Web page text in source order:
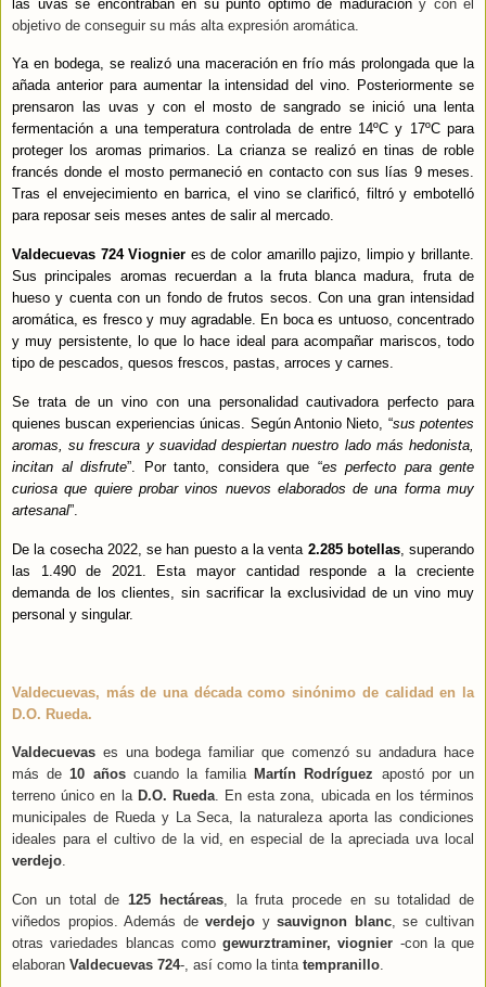
las uvas se encontraban en su punto óptimo de maduracióny con el
objetivo de conseguir su más alta expresión aromática.
Ya en bodega, se realizó una maceración en frío más prolongada que la
añada anterior para aumentar la intensidad del vino. Posteriormente se
prensaron las uvas y con el mosto de sangrado se inició una lenta
fermentación a una temperatura controlada de entre 14ºC y 17ºC para
proteger los aromas primarios. La crianza se realizó en tinas de roble
francés donde el mosto permaneció en contacto con sus lías 9 meses.
Tras el envejecimiento en barrica, el vino se clarificó, filtró y embotelló
para reposar seis meses antes de salir al mercado.
Valdecuevas 724 Viognier es de color amarillo pajizo, limpio y brillante.
Sus principales aromas recuerdan a la fruta blanca madura, fruta de
hueso y cuenta con un fondo de frutos secos. Con una gran intensidad
aromática, es fresco y muy agradable. En boca es untuoso, concentrado
y muy persistente, lo que lo hace ideal para acompañar mariscos, todo
tipo de pescados, quesos frescos, pastas, arroces y carnes.
Se trata de un vino con una personalidad cautivadora perfecto para
quienes buscan experiencias únicas. Según Antonio Nieto, “sus potentes
aromas, su frescura y suavidad despiertan nuestro lado más hedonista,
incitan al disfrute”. Por tanto, considera que “es perfecto para gente
curiosa que quiere probar vinos nuevos elaborados de una forma muy
artesanal”.
De la cosecha 2022, se han puesto a la venta 2.285 botellas, superando
las 1.490 de 2021. Esta mayor cantidad responde a la creciente
demanda de los clientes, sin sacrificar la exclusividad de un vino muy
personal y singular.
Valdecuevas, más de una década como sinónimo de calidad en la
D.O. Rueda.
Valdecuevas es una bodega familiar que comenzó su andadura hace
más de10 añoscuando la familia Martín Rodríguez apostó por un
terreno único en la D.O. Rueda. En esta zona, ubicada en los términos
municipales de Rueda y La Seca, la naturaleza aporta las condiciones
ideales para el cultivo de la vid, en especial de la apreciada uva local
verdejo.
Con un total de 125 hectáreas, la fruta procede en su totalidad de
viñedos propios. Además deverdejo ysauvignon blanc, se cultivan
otras variedades blancas como gewurztraminer, viognier -con la que
elaboran Valdecuevas 724-, así como la tinta tempranillo.